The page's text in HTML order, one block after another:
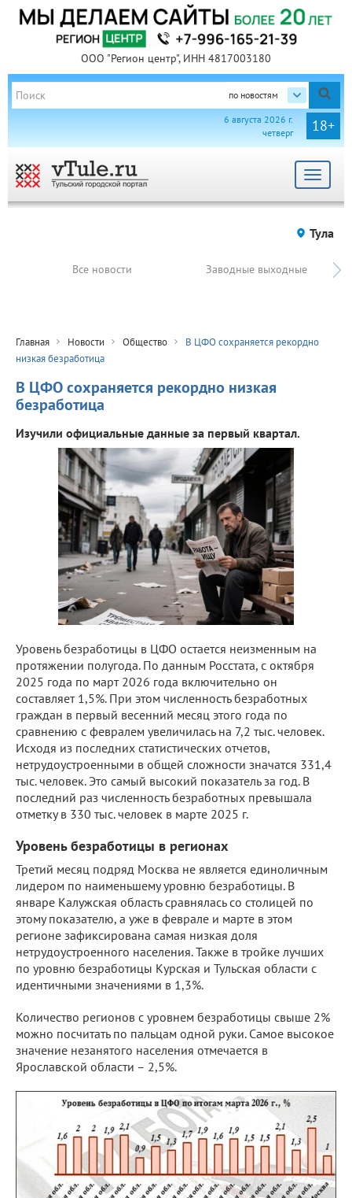
ООО "Регион центр", ИНН 4817003180
по новостям
18+
6 августа 2026 г.
четверг
Toggle
Тула
Все новости Заводные выходные
Главная Новости Общество
В ЦФО сохраняется рекордно
низкая безработица
В ЦФО сохраняется рекордно низкая
безработица
Изучили официальные данные за первый квартал.
Уровень безработицы в ЦФО остается неизменным на
протяжении полугода. По данным Росстата, с октября
2025 года по март 2026 года включительно он
составляет 1,5%. При этом численность безработных
граждан в первый весенний месяц этого года по
сравнению с февралем увеличилась на 7,2 тыс. человек.
Исходя из последних статистических отчетов,
нетрудоустроенными в общей сложности значатся 331,4
тыс. человек. Это самый высокий показатель за год. В
последний раз численность безработных превышала
отметку в 330 тыс. человек в марте 2025 г.
Уровень безработицы в регионах
Третий месяц подряд Москва не является единоличным
лидером по наименьшему уровню безработицы. В
январе Калужская область сравнялась со столицей по
этому показателю, а уже в феврале и марте в этом
регионе зафиксирована самая низкая доля
нетрудоустроенного населения. Также в тройке лучших
по уровню безработицы Курская и Тульская области с
идентичными значениями в 1,3%.
Количество регионов с уровнем безработицы свыше 2%
можно посчитать по пальцам одной руки. Самое высокое
значение незанятого населения отмечается в
Ярославской области – 2,5%.